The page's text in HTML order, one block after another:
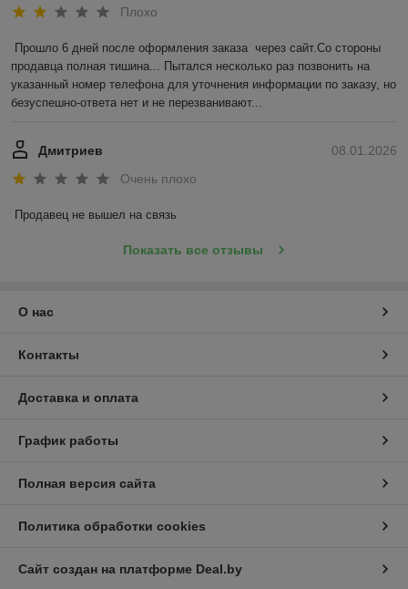
Плохо
Прошло 6 дней после оформления заказа  через сайт.Со стороны
продавца полная тишина... Пытался несколько раз позвонить на
указанный номер телефона для уточнения информации по заказу, но
безуспешно-ответа нет и не перезванивают...
08.01.2026
Дмитриев
Очень плохо
Продавец не вышел на связь
Показать все отзывы
О нас
Контакты
Доставка и оплата
График работы
Полная версия сайта
Политика обработки cookies
Сайт создан на платформе Deal.by